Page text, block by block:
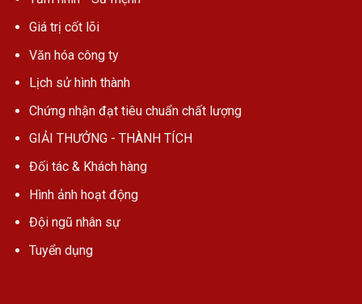
Giá trị cốt lõi
Văn hóa công ty
Lịch sử hình thành
Chứng nhận đạt tiêu chuẩn chất lượng
GIẢI THƯỞNG - THÀNH TÍCH
Đối tác & Khách hàng
Hình ảnh hoạt động
Đội ngũ nhân sự
Tuyển dụng